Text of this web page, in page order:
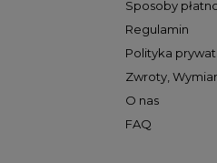
Sposoby
Regulamin
Polityka
Zwroty,
O nas
FAQ